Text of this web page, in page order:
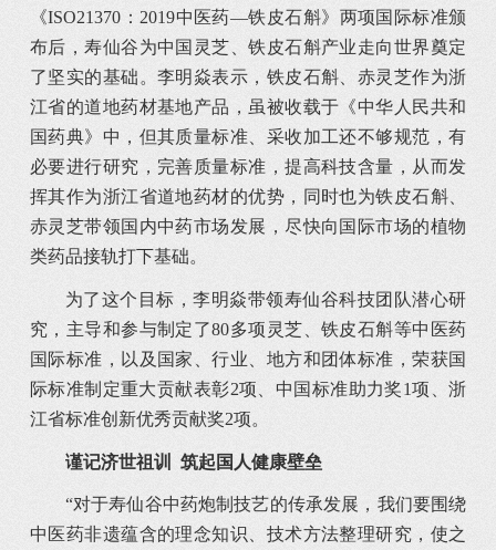
《ISO21370：2019中医药—铁皮石斛》两项国际标准颁
布后，寿仙谷为中国灵芝、铁皮石斛产业走向世界奠定
了坚实的基础。李明焱表示，铁皮石斛、赤灵芝作为浙
江省的道地药材基地产品，虽被收载于《中华人民共和
国药典》中，但其质量标准、采收加工还不够规范，有
必要进行研究，完善质量标准，提高科技含量，从而发
挥其作为浙江省道地药材的优势，同时也为铁皮石斛、
赤灵芝带领国内中药市场发展，尽快向国际市场的植物
类药品接轨打下基础。
为了这个目标，李明焱带领寿仙谷科技团队潜心研
究，主导和参与制定了80多项灵芝、铁皮石斛等中医药
国际标准，以及国家、行业、地方和团体标准，荣获国
际标准制定重大贡献表彰2项、中国标准助力奖1项、浙
江省标准创新优秀贡献奖2项。
谨记济世祖训 筑起国人健康壁垒
“对于寿仙谷中药炮制技艺的传承发展，我们要围绕
中医药非遗蕴含的理念知识、技术方法整理研究，使之